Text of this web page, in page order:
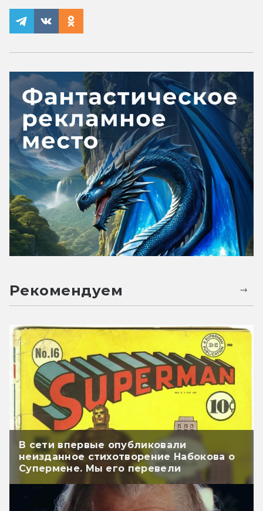
Рекомендуем
В сети впервые опубликовали
неизданное стихотворение Набокова о
Супермене. Мы его перевели